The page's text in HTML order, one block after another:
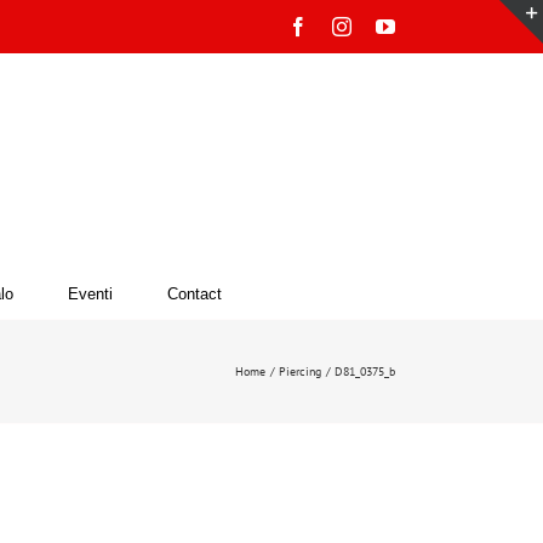
FacebookInstagramYouTube
Eventi Contact
Home Piercing D81_0375_b